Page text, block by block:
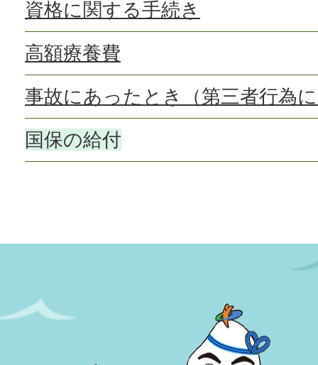
資格に関する手続き
高額療養費
事故にあったとき（第三者行為
国保の給付